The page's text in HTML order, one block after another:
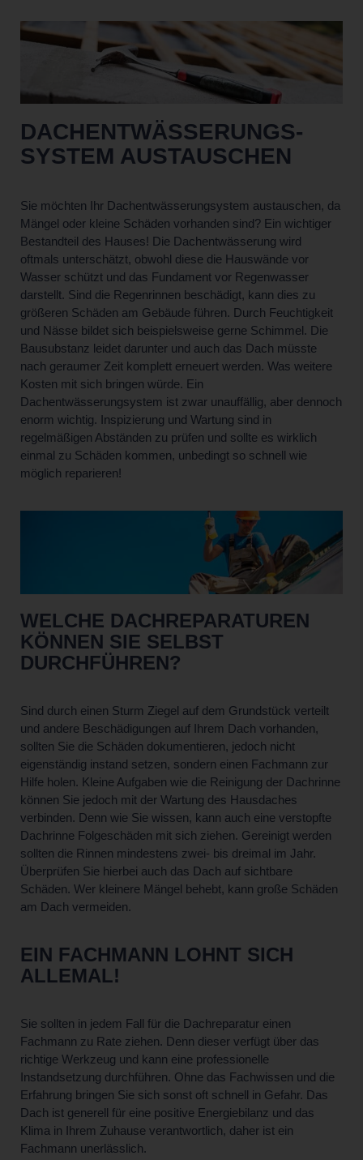
DACH­ENTWÄSSERUNGS­
SYSTEM AUSTAUSCHEN
Sie möchten Ihr Dachentwässerungsystem austauschen, da
Mängel oder kleine Schäden vorhanden sind? Ein wichtiger
Bestandteil des Hauses! Die Dachentwässerung wird
oftmals unterschätzt, obwohl diese die Hauswände vor
Wasser schützt und das Fundament vor Regenwasser
darstellt. Sind die Regenrinnen beschädigt, kann dies zu
größeren Schäden am Gebäude führen. Durch Feuchtigkeit
und Nässe bildet sich beispielsweise gerne Schimmel. Die
Bausubstanz leidet darunter und auch das Dach müsste
nach geraumer Zeit komplett erneuert werden. Was weitere
Kosten mit sich bringen würde. Ein
Dachentwässerungsystem ist zwar unauffällig, aber dennoch
enorm wichtig. Inspizierung und Wartung sind in
regelmäßigen Abständen zu prüfen und sollte es wirklich
einmal zu Schäden kommen, unbedingt so schnell wie
möglich reparieren!
WELCHE DACHREPARATUREN
KÖNNEN SIE SELBST
DURCHFÜHREN?
Sind durch einen Sturm Ziegel auf dem Grundstück verteilt
und andere Beschädigungen auf Ihrem Dach vorhanden,
sollten Sie die Schäden dokumentieren, jedoch nicht
eigenständig instand setzen, sondern einen Fachmann zur
Hilfe holen. Kleine Aufgaben wie die Reinigung der Dachrinne
können Sie jedoch mit der Wartung des Hausdaches
verbinden. Denn wie Sie wissen, kann auch eine verstopfte
Dachrinne Folgeschäden mit sich ziehen. Gereinigt werden
sollten die Rinnen mindestens zwei- bis dreimal im Jahr.
Überprüfen Sie hierbei auch das Dach auf sichtbare
Schäden. Wer kleinere Mängel behebt, kann große Schäden
am Dach vermeiden.
EIN FACHMANN LOHNT SICH
ALLEMAL!
Sie sollten in jedem Fall für die Dachreparatur einen
Fachmann zu Rate ziehen. Denn dieser verfügt über das
richtige Werkzeug und kann eine professionelle
Instandsetzung durchführen. Ohne das Fachwissen und die
Erfahrung bringen Sie sich sonst oft schnell in Gefahr. Das
Dach ist generell für eine positive Energiebilanz und das
Klima in Ihrem Zuhause verantwortlich, daher ist ein
Fachmann unerlässlich.